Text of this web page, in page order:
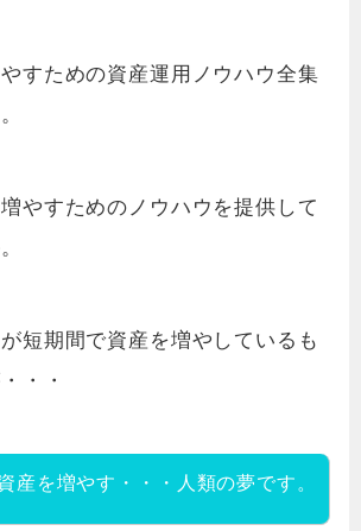
すための資産運用ノウハウ全集
やすためのノウハウを提供して
短期間で資産を増やしているも
・・
産を増やす・・・人類の夢です。